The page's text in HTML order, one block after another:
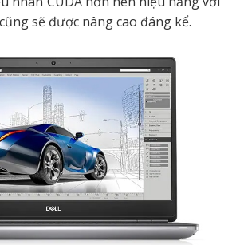
sẽ được nâng cao đáng kể.